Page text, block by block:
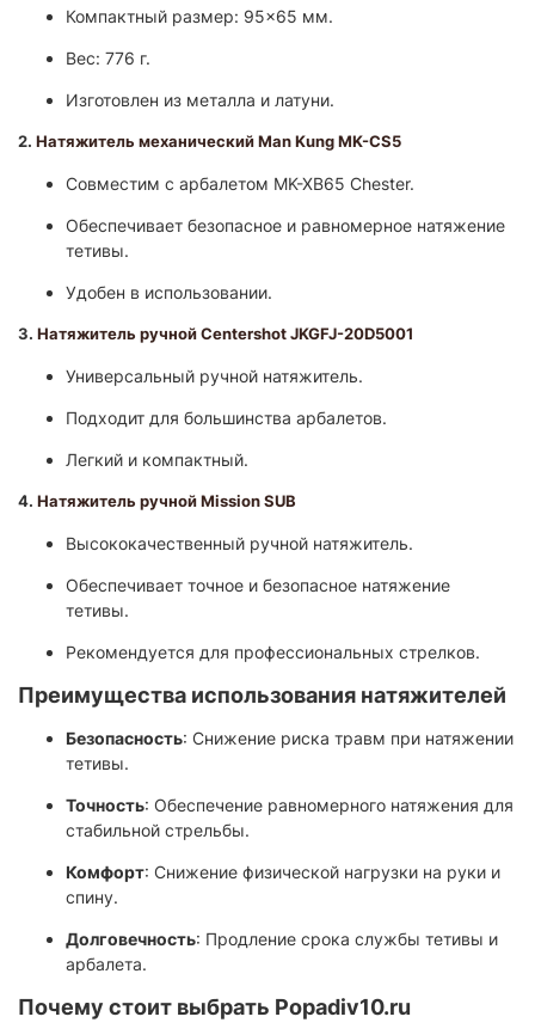
Компактный размер: 95×65 мм.
Вес: 776 г.
Изготовлен из металла и латуни.
2. Натяжитель механический Man Kung MK-CS5
Совместим с арбалетом MK-XB65 Chester.
Обеспечивает безопасное и равномерное натяжение
тетивы.
Удобен в использовании.
3. Натяжитель ручной Centershot JKGFJ-20D5001
Универсальный ручной натяжитель.
Подходит для большинства арбалетов.
Легкий и компактный.
4. Натяжитель ручной Mission SUB
Высококачественный ручной натяжитель.
Обеспечивает точное и безопасное натяжение
тетивы.
Рекомендуется для профессиональных стрелков.
Преимущества использования натяжителей
Безопасность: Снижение риска травм при натяжении
тетивы.
Точность: Обеспечение равномерного натяжения для
стабильной стрельбы.
Комфорт: Снижение физической нагрузки на руки и
спину.
Долговечность: Продление срока службы тетивы и
арбалета.
Почему стоит выбрать Popadiv10.ru